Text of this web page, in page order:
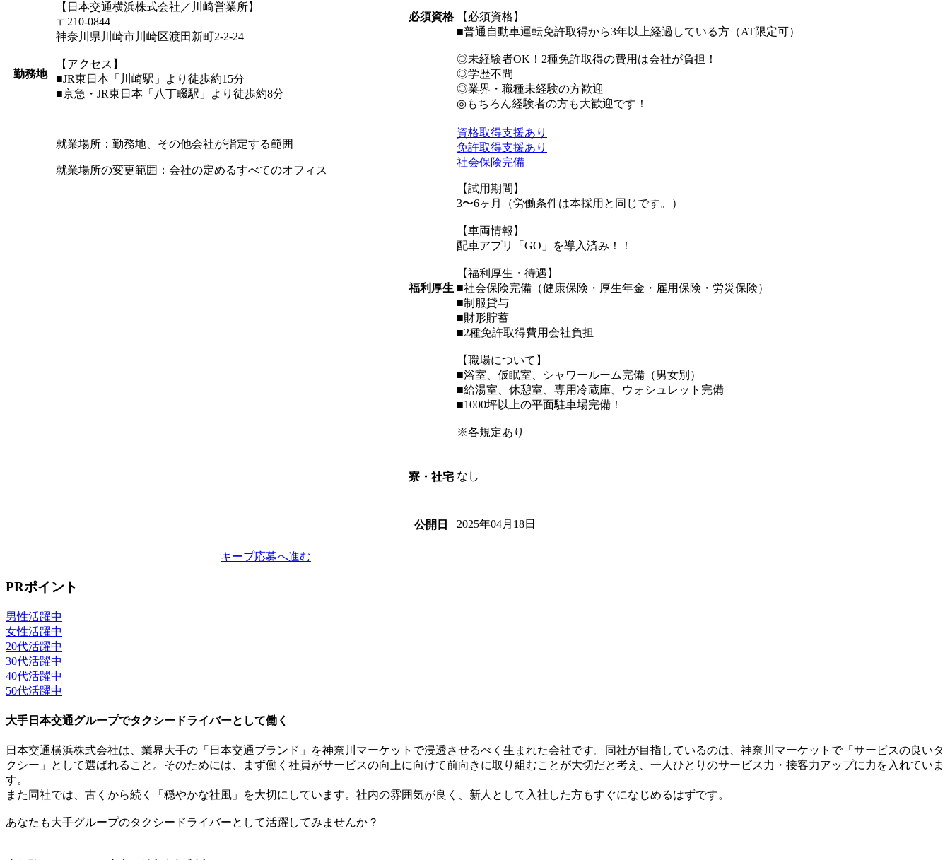
勤務地
【日本交通横浜株式会社／川崎営業所】
〒210-0844
神奈川県川崎市川崎区渡田新町2-2-24
【アクセス】
■JR東日本「川崎駅」より徒歩約15分
■京急・JR東日本「八丁畷駅」より徒歩約8分
就業場所：勤務地、その他会社が指定する範囲
就業場所の変更範囲：会社の定めるすべてのオフィス
必須資格
【必須資格】
■普通自動車運転免許取得から3年以上経過している方（AT限定可）
◎未経験者OK！2種免許取得の費用は会社が負担！
◎学歴不問
◎業界・職種未経験の方歓迎
◎もちろん経験者の方も大歓迎です！
福利厚生
資格取得支援あり
免許取得支援あり
社会保険完備
【試用期間】
3〜6ヶ月（労働条件は本採用と同じです。）
【車両情報】
配車アプリ「GO」を導入済み！！
【福利厚生・待遇】
■社会保険完備（健康保険・厚生年金・雇用保険・労災保険）
■制服貸与
■財形貯蓄
■2種免許取得費用会社負担
【職場について】
■浴室、仮眠室、シャワールーム完備（男女別）
■給湯室、休憩室、専用冷蔵庫、ウォシュレット完備
■1000坪以上の平面駐車場完備！
※各規定あり
寮・社宅 なし
公開日 2025年04月18日
キープ応募へ進む
PRポイント
男性活躍中
女性活躍中
20代活躍中
30代活躍中
40代活躍中
50代活躍中
大手日本交通グループでタクシードライバーとして働く
日本交通横浜株式会社は、業界大手の「日本交通ブランド」を神奈川マーケットで浸透させるべく生まれた会社です。同社が目指しているのは、神奈川マーケットで「サービスの良いタ
クシー」として選ばれること。そのためには、まず働く社員がサービスの向上に向けて前向きに取り組むことが大切だと考え、一人ひとりのサービス力・接客力アップに力を入れていま
す。
また同社では、古くから続く「穏やかな社風」を大切にしています。社内の雰囲気が良く、新人として入社した方もすぐになじめるはずです。
あなたも大手グループのタクシードライバーとして活躍してみませんか？